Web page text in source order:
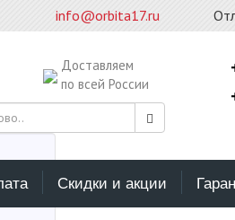
info@orbita17.ru
Доставляем
по всей России
Скидки и акции